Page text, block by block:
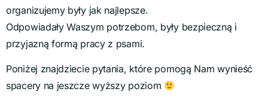
organizujemy były jak najlepsze.
Odpowiadały Waszym potrzebom, były bezpieczną i
przyjazną formą pracy z psami.
Poniżej znajdziecie pytania, które pomogą Nam wynieść
spacery na jeszcze wyższy poziom